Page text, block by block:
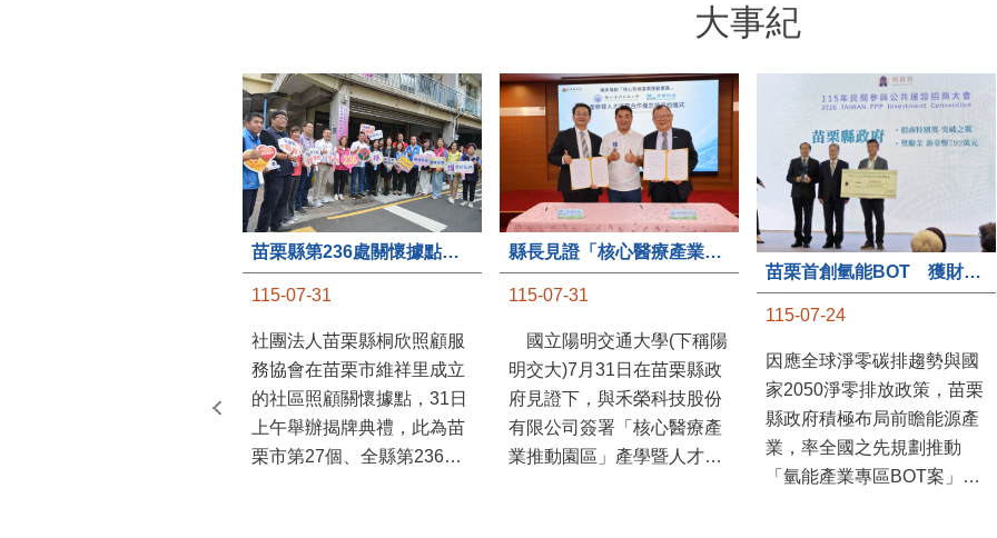
大事紀
苗栗縣第236處關懷據點在苗栗市維祥里揭牌
115-07-31
社團法人苗栗縣桐欣照顧服
務協會在苗栗市維祥里成立
的社區照顧關懷據點，31日
上午舉辦揭牌典禮，此為苗
栗市第27個、全縣第236處
縣長見證「核心醫療產業推動園區」產學合作簽約儀式
115-07-31
國立陽明交通大學(下稱陽
明交大)7月31日在苗栗縣政
府見證下，與禾榮科技股份
有限公司簽署「核心醫療產
業推動園區」產學暨人才培
苗栗首創氫能BOT 獲財政部「突破之翼」肯定
115-07-24
因應全球淨零碳排趨勢與國
家2050淨零排放政策，苗栗
縣政府積極布局前瞻能源產
業，率全國之先規劃推動
「氫能產業專區BOT案」，